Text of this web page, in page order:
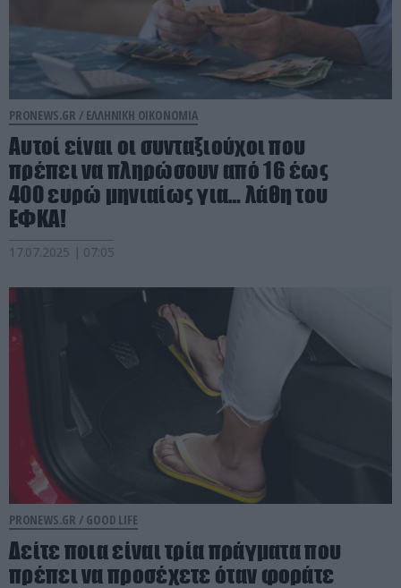
PRONEWS.GR / ΕΛΛΗΝΙΚΗ ΟΙΚΟΝΟΜΙΑ
Αυτοί είναι οι συνταξιούχοι που
πρέπει να πληρώσουν από 16 έως
400 ευρώ μηνιαίως για… λάθη του
ΕΦΚΑ!
17.07.2025 | 07:05
PRONEWS.GR / GOOD LIFE
Δείτε ποια είναι τρία πράγματα που
πρέπει να προσέχετε όταν φοράτε